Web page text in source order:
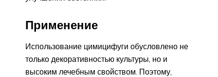
Применение
Использование цимицифуги обусловлено не
только декоративностью культуры, но и
высоким лечебным свойством. Поэтому,